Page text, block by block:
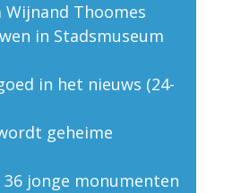
Thoomes
in Stadsmuseum
in het nieuws (24-
geheime
jonge monumenten